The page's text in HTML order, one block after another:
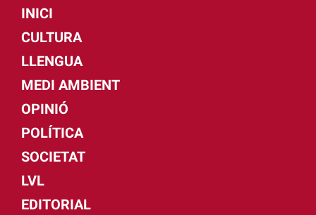
INICI
CULTURA
LLENGUA
MEDI AMBIENT
OPINIÓ
POLÍTICA
SOCIETAT
LVL
EDITORIAL